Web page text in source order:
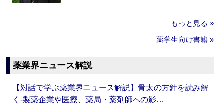
もっと見る »
薬学生向け書籍 »
薬業界ニュース解説
【対話で学ぶ薬業界ニュース解説】骨太の方針を読み解
く‐製薬企業や医療、薬局・薬剤師への影…